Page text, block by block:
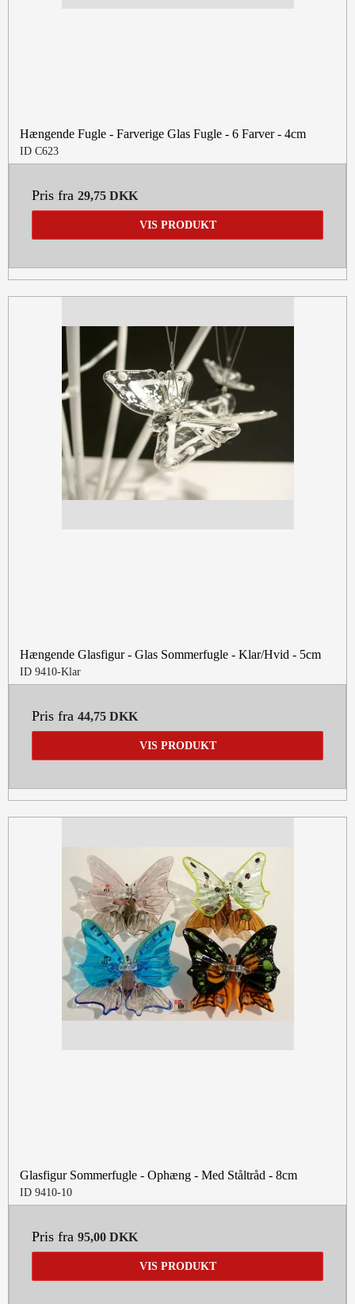
Hængende Fugle - Farverige Glas Fugle - 6 Farver - 4cm
ID C623
Pris fra 29,75 DKK
VIS PRODUKT
Hængende Glasfigur - Glas Sommerfugle - Klar/Hvid - 5cm
ID 9410-Klar
Pris fra 44,75 DKK
VIS PRODUKT
Glasfigur Sommerfugle - Ophæng - Med Ståltråd - 8cm
ID 9410-10
Pris fra 95,00 DKK
VIS PRODUKT